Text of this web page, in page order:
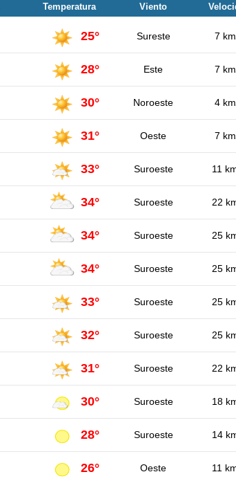
Temperatura Viento
25° Sureste 7
28° Este 7
30° Noroeste 4
31° Oeste 7
33° Suroeste 11
34° Suroeste 22
34° Suroeste 25
34° Suroeste 25
33° Suroeste 25
32° Suroeste 25
31° Suroeste 22
30° Suroeste 18
28° Suroeste 14
26° Oeste 11